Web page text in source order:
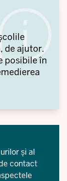
de ajutor.
posibile în
și al
contact